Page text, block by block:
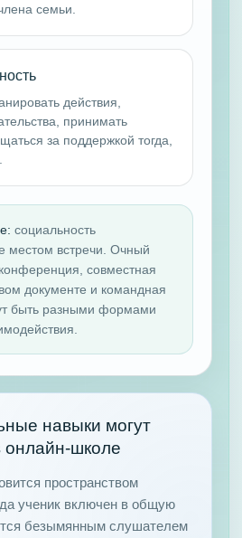
семьи.
действия,
принимать
за поддержкой тогда,
социальность
местом встречи. Очный
совместная
документе и командная
быть разными формами
навыки могут
онлайн-школе
пространством
ученик включен в общую
безымянным слушателем